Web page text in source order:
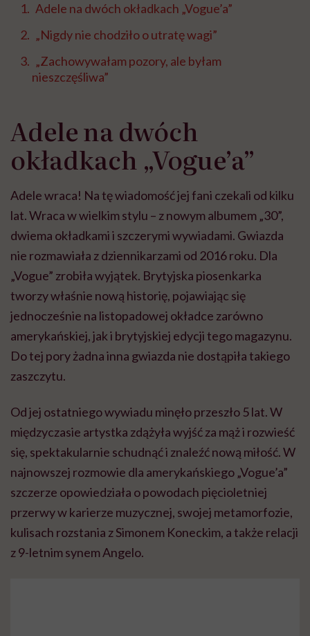
Adele na dwóch okładkach „Vogue’a”
„Nigdy nie chodziło o utratę wagi”
„Zachowywałam pozory, ale byłam
nieszczęśliwa”
Adele na dwóch
okładkach „Vogue’a”
Adele wraca! Na tę wiadomość jej fani czekali od kilku
lat. Wraca w wielkim stylu – z nowym albumem „30”,
dwiema okładkami i szczerymi wywiadami. Gwiazda
nie rozmawiała z dziennikarzami od 2016 roku. Dla
„Vogue” zrobiła wyjątek. Brytyjska piosenkarka
tworzy właśnie nową historię, pojawiając się
jednocześnie na listopadowej okładce zarówno
amerykańskiej, jak i brytyjskiej edycji tego magazynu.
Do tej pory żadna inna gwiazda nie dostąpiła takiego
zaszczytu.
Od jej ostatniego wywiadu minęło przeszło 5 lat. W
międzyczasie artystka zdążyła wyjść za mąż i rozwieść
się, spektakularnie schudnąć i znaleźć nową miłość. W
najnowszej rozmowie dla amerykańskiego „Vogue’a”
szczerze opowiedziała o powodach pięcioletniej
przerwy w karierze muzycznej, swojej metamorfozie,
kulisach rozstania z Simonem Koneckim, a także relacji
z 9-letnim synem Angelo.